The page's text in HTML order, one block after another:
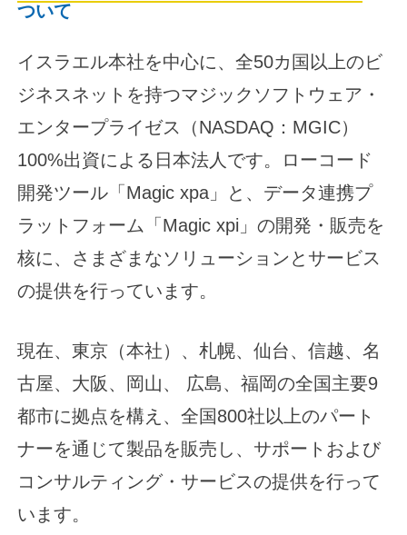
ついて
イスラエル本社を中心に、全50カ国以上のビ
ジネスネットを持つマジックソフトウェア・
エンタープライゼス（NASDAQ：MGIC）
100%出資による日本法人です。ローコード
開発ツール「Magic xpa」と、データ連携プ
ラットフォーム「Magic xpi」の開発・販売を
核に、さまざまなソリューションとサービス
の提供を行っています。
現在、東京（本社）、札幌、仙台、信越、名
古屋、大阪、岡山、 広島、福岡の全国主要9
都市に拠点を構え、全国800社以上のパート
ナーを通じて製品を販売し、サポートおよび
コンサルティング・サービスの提供を行って
います。